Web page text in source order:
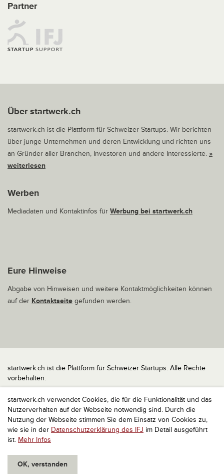
startwerk.ch verwendet Cookies, die für die Funktionalität und das
Nutzerverhalten auf der Webseite notwendig sind. Durch die
Nutzung der Webseite stimmen Sie dem Einsatz von Cookies zu,
wie sie in der Datenschutzerklärung des IFJ im Detail ausgeführt
ist. Mehr Infos
OK, verstanden
Partner
Über startwerk.ch
startwerk.ch ist die Plattform für Schweizer Startups. Wir berichten
über junge Unternehmen und deren Entwicklung und richten uns
an Gründer aller Branchen, Investoren und andere Interessierte. »
weiterlesen
Werben
Mediadaten und Kontaktinfos für Werbung bei startwerk.ch
Eure Hinweise
Abgabe von Hinweisen und weitere Kontaktmöglichkeiten können
auf der Kontaktseite gefunden werden.
startwerk.ch ist die Plattform für Schweizer Startups. Alle Rechte
vorbehalten.
Impressum
Kontakt
nach oben